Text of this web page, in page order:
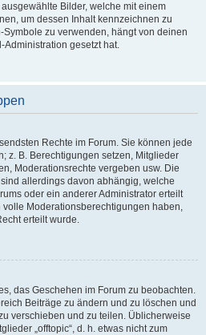
Bilder, welche mit einem
um dessen Inhalt kennzeichnen zu
zu verwenden, hängt von deinen
Administration gesetzt hat.
Rechte im Forum. Sie können jede
z. B. Berechtigungen setzen, Mitglieder
Moderationsrechte vergeben usw. Die
allerdings davon abhängig, welche
oder ein anderer Administrator erteilt
volle Moderationsberechtigungen haben,
erteilt wurde.
das Geschehen im Forum zu beobachten.
Beiträge zu ändern und zu löschen und
verschieben und zu teilen. Üblicherweise
„offtopic“, d. h. etwas nicht zum